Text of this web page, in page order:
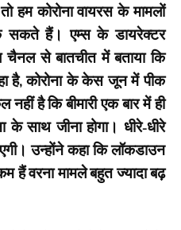
हम कोरोना वायरस के मामलों
सकते हैं। एम्स के डायरेक्टर
चैनल से बातचीत में बताया कि
है, कोरोना के केस जून में पीक
नहीं है कि बीमारी एक बार में ही
के साथ जीना होगा। धीरे-धीरे
उन्होंने कहा कि लॉकडाउन
वरना मामले बहुत ज्यादा बढ़